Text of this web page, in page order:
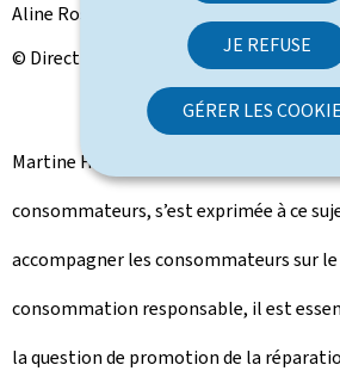
JE REFUSE
GÉRER LES
Aline Rosenbaum, Directrice de l'ULC
© Direction de la protection des
Martine Hansen, ministre de la
consommateurs, s’est exprimée à ce
accompagner les consommateurs sur le
consommation responsable, il est
la question de promotion de la